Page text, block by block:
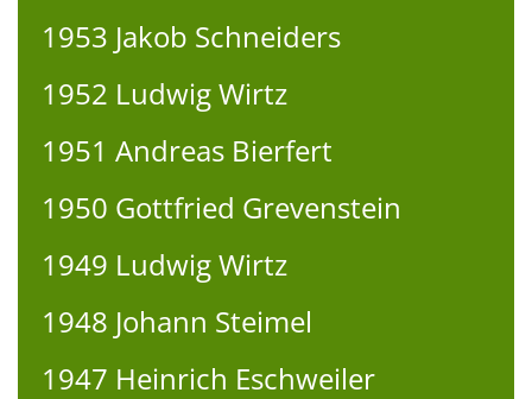
1953 Jakob Schneiders
1952 Ludwig Wirtz
1951 Andreas Bierfert
1950 Gottfried Grevenstein
1949 Ludwig Wirtz
1948 Johann Steimel
1947 Heinrich Eschweiler